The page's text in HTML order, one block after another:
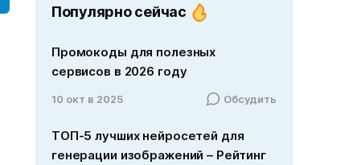
Популярно сейчас
Промокоды для полезных
сервисов в 2026 году
10 окт в 2025 Обсудить
ТОП-5 лучших нейросетей для
генерации изображений – Рейтинг